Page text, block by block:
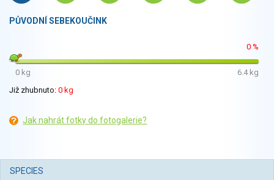
PŮVODNÍ SEBEKOUČINK
0 %
0 kg
6.4 kg
Již zhubnuto: 0 kg
Jak nahrát fotky do fotogalerie?
SPECIES